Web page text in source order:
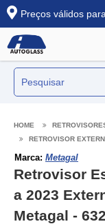
Preços válidos para
RETROVISOR
Marca: Metagal
Retrovisor
a 2023
Metagal -